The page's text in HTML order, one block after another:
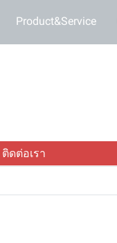
Product&Service
ติดต่อเรา